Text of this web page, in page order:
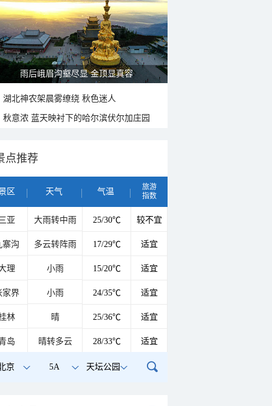
雨后峨眉沟壑尽显 金顶显真容
湖北神农架晨雾缭绕 秋色迷人
秋意浓 蓝天映衬下的哈尔滨伏尔加庄园
点推荐
区 天气 气温
旅游
指数
亚 大雨转中雨 25/30℃ 较不宜
寨沟 多云转阵雨 17/29℃ 适宜
理 小雨 15/20℃ 适宜
家界 小雨 24/35℃ 适宜
林 晴 25/36℃ 适宜
岛 晴转多云 28/33℃ 适宜
京 5A 天坛公园